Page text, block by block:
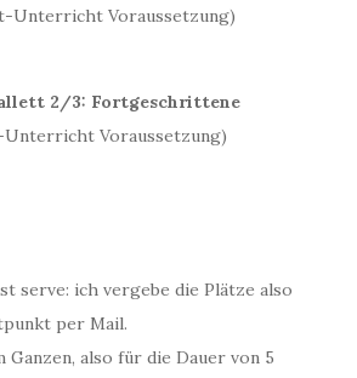
Unterricht Voraussetzung)
2/3: Fortgeschrittene
Voraussetzung)
serve: ich vergebe die Plätze also
per Mail.
Ganzen, also für die Dauer von 5